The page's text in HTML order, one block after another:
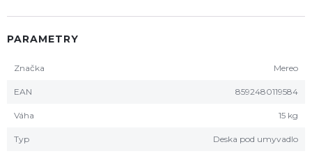
PARAMETRY
Značka Mereo
EAN 8592480119584
Váha 15 kg
Typ Deska pod umyvadlo